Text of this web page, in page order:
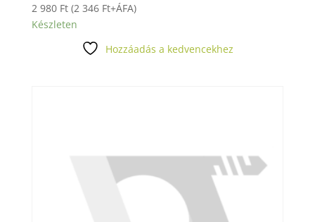
2 980 Ft (2 346 Ft+ÁFA)
Készleten
Hozzáadás a kedvencekhez